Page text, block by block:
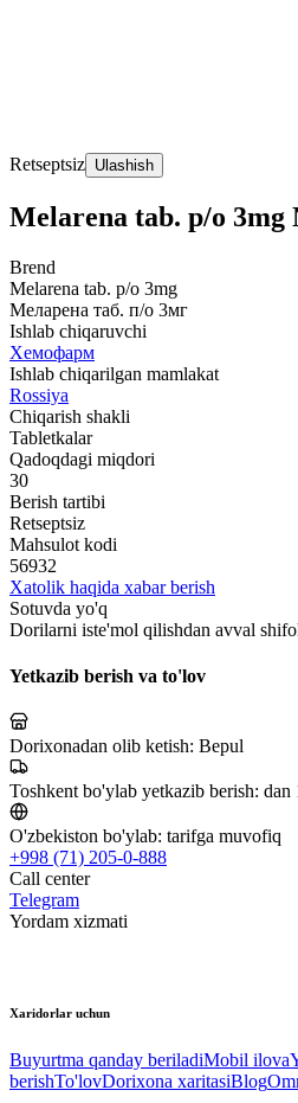
Retseptsiz Ulashish
Melarena tab. p/o
Brend
Melarena tab. p/o 3mg
Меларена таб. п/о 3мг
Ishlab chiqaruvchi
Хемофарм
Ishlab chiqarilgan mamlakat
Rossiya
Chiqarish shakli
Tabletkalar
Qadoqdagi miqdori
30
Berish tartibi
Retseptsiz
Mahsulot kodi
56932
Xatolik haqida xabar berish
Sotuvda yo'q
Dorilarni iste'mol qilishdan avval
Yetkazib berish va to'lov
Dorixonadan olib ketish: Bepul
Toshkent bo'ylab yetkazib berish: dan
O'zbekiston bo'ylab: tarifga muvofiq
+998 (71) 205-0-888
Call center
Telegram
Yordam xizmati
Xaridorlar uchun
Buyurtma qanday beriladiMobil ilova
berishTo'lovDorixona xaritasiBlog